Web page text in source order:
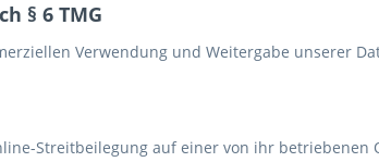
§ 6 TMG
Verwendung und Weitergabe unserer
Streitbeilegung auf einer von ihr betriebenen